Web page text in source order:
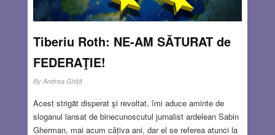
Tiberiu Roth: NE-AM SĂTURAT de
FEDERAŢIE!
By Andrea Ghiţă
Acest strigăt disperat şi revoltat, îmi aduce aminte de
sloganul lansat de binecunoscutul jurnalist ardelean Sabin
Gherman, mai acum câțiva ani, dar el se referea atunci la